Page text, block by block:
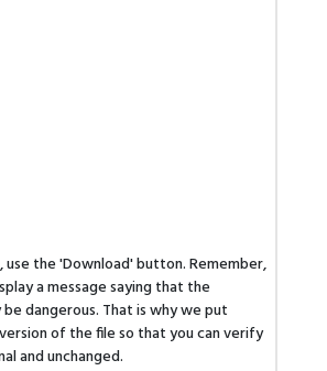
the 'Download' button. Remember,
a message saying that the
dangerous. That is why we put
of the file so that you can verify
and unchanged.